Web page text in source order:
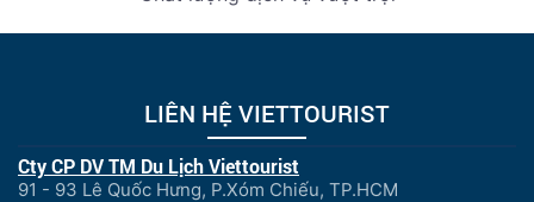
LIÊN HỆ VIETTOURIST
Cty CP DV TM Du Lịch Viettourist
91 - 93 Lê Quốc Hưng, P.Xóm Chiếu, TP.HCM